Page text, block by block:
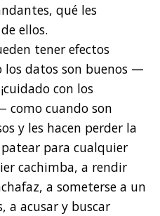
qué les
ellos.
tener efectos
datos son buenos —
con los
como cuando son
y les hacen perder la
para cualquier
cachimba, a rendir
a someterse a un
a acusar y buscar